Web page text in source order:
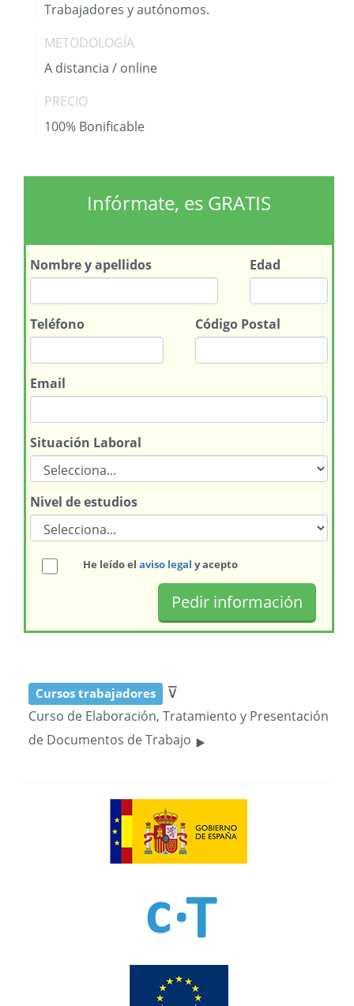
Trabajadores y autónomos.
METODOLOGÍA
A distancia / online
PRECIO
100% Bonificable
Infórmate, es GRATIS
Nombrey apellidos Edad
Teléfono Código Postal
Email
Situación Laboral
Nivel de estudios
He leído el aviso legal y acepto
Cursos trabajadores ⊽
Curso de Elaboración, Tratamiento y Presentación
de Documentos de Trabajo ‣